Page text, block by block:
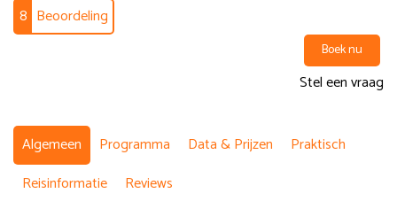
8 Beoordeling
Boek nu
Stel een vraag
Algemeen Programma Data & Prijzen
Praktisch
Reisinformatie
Reviews